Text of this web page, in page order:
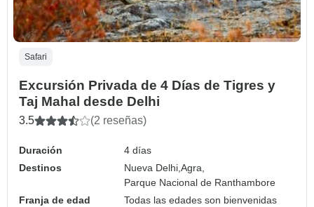
Safari
Excursión Privada de 4 Días de Tigres y
Taj Mahal desde Delhi
3.5 (2 reseñas)
Duración
4 días
Destinos
Nueva Delhi,Agra,
Parque Nacional de Ranthambore
Franja de edad
Todas las edades son bienvenidas